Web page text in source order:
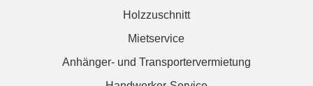
Holzzuschnitt
Mietservice
Anhänger- und Transportervermietung